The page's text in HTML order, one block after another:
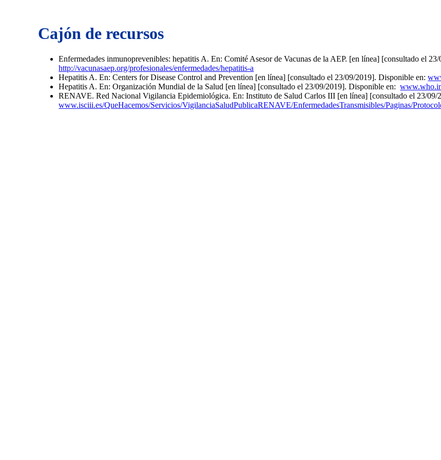
Cajón de recursos
Enfermedades inmunoprevenibles: hepatitis A. En: Comité Asesor de Vacunas de la AEP. [en línea] [consultado el
http://vacunasaep.org/profesionales/enfermedades/hepatitis-a
Hepatitis A. En: Centers for Disease Control and Prevention [en línea] [consultado el 23/09/2019]. Disponible en:
Hepatitis A. En: Organización Mundial de la Salud [en línea] [consultado el 23/09/2019]. Disponible en:
RENAVE. Red Nacional Vigilancia Epidemiológica. En: Instituto de Salud Carlos III [en línea] [consultado el 23/09/
www.isciii.es/QueHacemos/Servicios/VigilanciaSaludPublicaRENAVE/EnfermedadesTransmisibles/Paginas/